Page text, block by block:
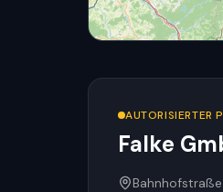
AUTORISIERTER
Falke